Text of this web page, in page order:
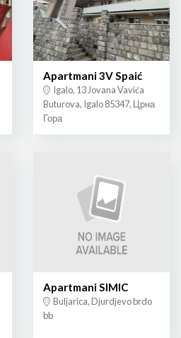
Apartmani 3V Spaić
Igalo, 13 Jovana Vavića
Buturova, Igalo 85347, Црна
Гора
Apartmani SIMIC
Buljarica, Djurdjevo brdo
bb